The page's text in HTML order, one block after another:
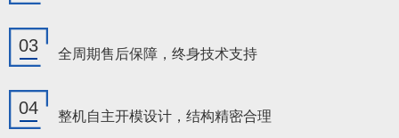
03 全周期售后保障，终身技术支持
04 整机自主开模设计，结构精密合理